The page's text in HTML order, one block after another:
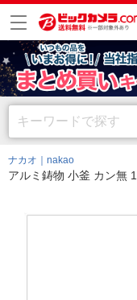
ナカオ｜nakao
アルミ鋳物 小釜 カン無